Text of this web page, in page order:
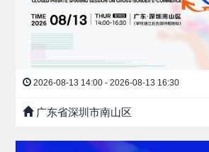
2026-08-13 14:00 - 2026-08-13 16:30
广东省深圳市南山区